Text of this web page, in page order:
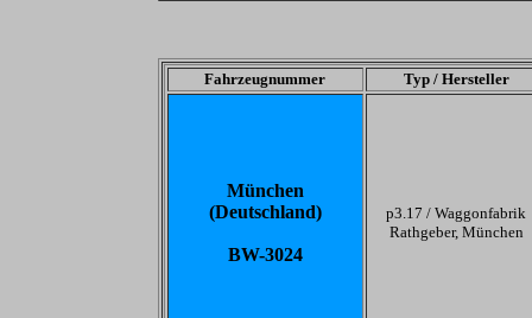
Fahrzeugnummer Typ / Hersteller
München
(Deutschland)
BW-3024
p3.17 / Waggonfabrik
Rathgeber, München